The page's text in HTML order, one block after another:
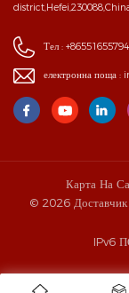
Тел :
електронна поща :
Карта На
© 2026 Доставчик
IPv6